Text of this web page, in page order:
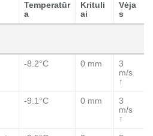
Temperatūr
a
Krituli
ai
Vėja
s
-8.2°C 0 mm
3
m/s
↑
-9.1°C 0 mm
3
m/s
↑